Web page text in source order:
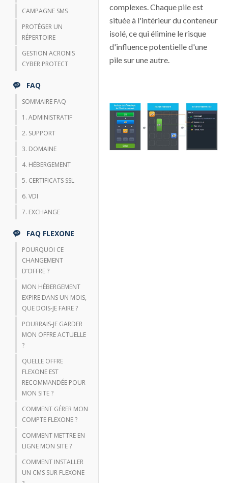
CAMPAGNE SMS
PROTÉGER UN
RÉPERTOIRE
GESTION ACRONIS
CYBER PROTECT
FAQ
SOMMAIRE FAQ
1. ADMINISTRATIF
2. SUPPORT
3. DOMAINE
4. HÉBERGEMENT
5. CERTIFICATS SSL
6. VDI
7. EXCHANGE
FAQ FLEXONE
POURQUOI CE
CHANGEMENT
D’OFFRE ?
MON HÉBERGEMENT
EXPIRE DANS UN MOIS,
QUE DOIS-JE FAIRE ?
POURRAIS-JE GARDER
MON OFFRE ACTUELLE
?
QUELLE OFFRE
FLEXONE EST
RECOMMANDÉE POUR
MON SITE ?
COMMENT GÉRER MON
COMPTE FLEXONE ?
COMMENT METTRE EN
LIGNE MON SITE ?
COMMENT INSTALLER
UN CMS SUR FLEXONE
complexes. Chaque pile est
située à l'intérieur du conteneur
isolé, ce qui élimine le risque
d'influence potentielle d'une
pile sur une autre.